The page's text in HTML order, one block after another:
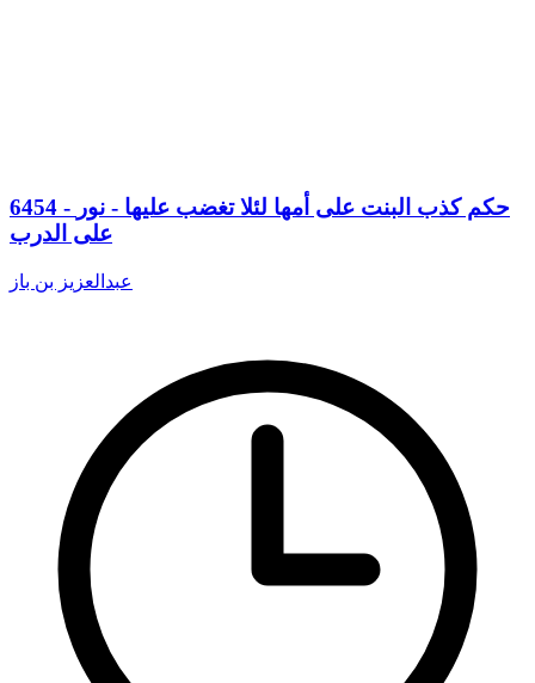
6454 - حكم كذب البنت على أمها لئلا تغضب عليها - نور
على الدرب
عبدالعزيز بن باز